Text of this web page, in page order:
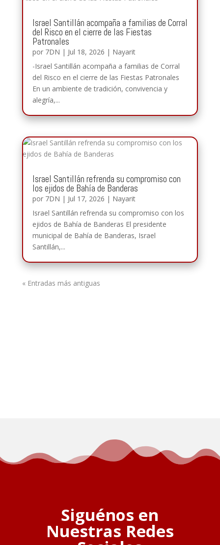
Israel Santillán acompaña a familias de Corral
del Risco en el cierre de las Fiestas
Patronales
por 7DN | Jul 18, 2026 | Nayarit
-Israel Santillán acompaña a familias de Corral
del Risco en el cierre de las Fiestas Patronales
En un ambiente de tradición, convivencia y
alegría,...
Israel Santillán refrenda su compromiso con
los ejidos de Bahía de Banderas
por 7DN | Jul 17, 2026 | Nayarit
Israel Santillán refrenda su compromiso con los
ejidos de Bahía de Banderas El presidente
municipal de Bahía de Banderas, Israel
Santillán,...
« Entradas más antiguas
Siguénos en
Nuestras Redes